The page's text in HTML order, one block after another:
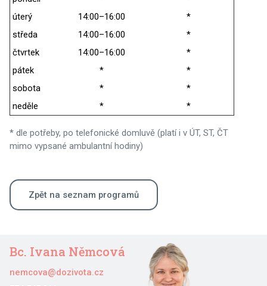
* dle potřeby, po telefonické domluvě (platí i v ÚT, ST, ČT
mimo vypsané ambulantní hodiny)
úterý
14:00–16:00
*
středa
14:00–16:00
*
čtvrtek
14:00–16:00
*
pátek
*
*
sobota
*
*
neděle
* *
Zpět na seznam programů
Bc. Ivana Němcová
nemcova@dozivota.cz